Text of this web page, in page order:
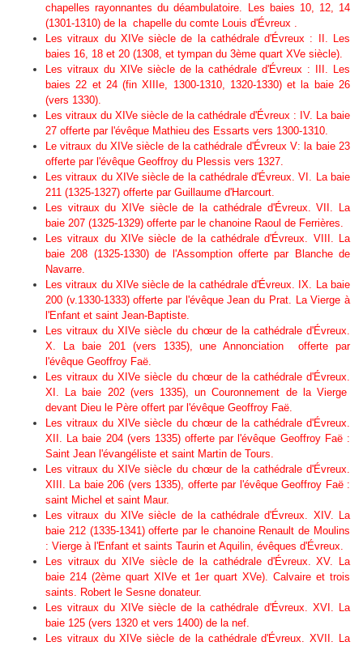
chapelles rayonnantes du déambulatoire. Les baies 10, 12, 14
(1301-1310) de la chapelle du comte Louis d'Évreux .
Les vitraux du XIVe siècle de la cathédrale d'Évreux : II. Les
baies 16, 18 et 20 (1308, et tympan du 3ème quart XVe siècle).
Les vitraux du XIVe siècle de la cathédrale d'Évreux : III. Les
baies 22 et 24 (fin XIIIe, 1300-1310, 1320-1330) et la baie 26
(vers 1330).
Les vitraux du XIVe siècle de la cathédrale d'Évreux : IV. La baie
27 offerte par l'évêque Mathieu des Essarts vers 1300-1310.
Le vitraux du XIVe siècle de la cathédrale d'Évreux V: la baie 23
offerte par l'évêque Geoffroy du Plessis vers 1327.
Les vitraux du XIVe siècle de la cathédrale d'Évreux. VI. La baie
211 (1325-1327) offerte par Guillaume d'Harcourt.
Les vitraux du XIVe siècle de la cathédrale d'Évreux. VII. La
baie 207 (1325-1329) offerte par le chanoine Raoul de Ferrières.
Les vitraux du XIVe siècle de la cathédrale d'Évreux. VIII. La
baie 208 (1325-1330) de l'Assomption offerte par Blanche de
Navarre.
Les vitraux du XIVe siècle de la cathédrale d'Évreux. IX. La baie
200 (v.1330-1333) offerte par l'évêque Jean du Prat. La Vierge à
l'Enfant et saint Jean-Baptiste.
Les vitraux du XIVe siècle du chœur de la cathédrale d'Évreux.
X. La baie 201 (vers 1335), une Annonciation offerte par
l'évêque Geoffroy Faë.
Les vitraux du XIVe siècle du chœur de la cathédrale d'Évreux.
XI. La baie 202 (vers 1335), un Couronnement de la Vierge
devant Dieu le Père offert par l'évêque Geoffroy Faë.
Les vitraux du XIVe siècle du chœur de la cathédrale d'Évreux.
XII. La baie 204 (vers 1335) offerte par l'évêque Geoffroy Faë :
Saint Jean l'évangéliste et saint Martin de Tours.
Les vitraux du XIVe siècle du chœur de la cathédrale d'Évreux.
XIII. La baie 206 (vers 1335), offerte par l'évêque Geoffroy Faë :
saint Michel et saint Maur.
Les vitraux du XIVe siècle de la cathédrale d'Évreux. XIV. La
baie 212 (1335-1341) offerte par le chanoine Renault de Moulins
: Vierge à l'Enfant et saints Taurin et Aquilin, évêques d'Évreux.
Les vitraux du XIVe siècle de la cathédrale d'Évreux. XV. La
baie 214 (2ème quart XIVe et 1er quart XVe). Calvaire et trois
saints. Robert le Sesne donateur.
Les vitraux du XIVe siècle de la cathédrale d'Évreux. XVI. La
baie 125 (vers 1320 et vers 1400) de la nef.
Les vitraux du XIVe siècle de la cathédrale d'Évreux. XVII. La